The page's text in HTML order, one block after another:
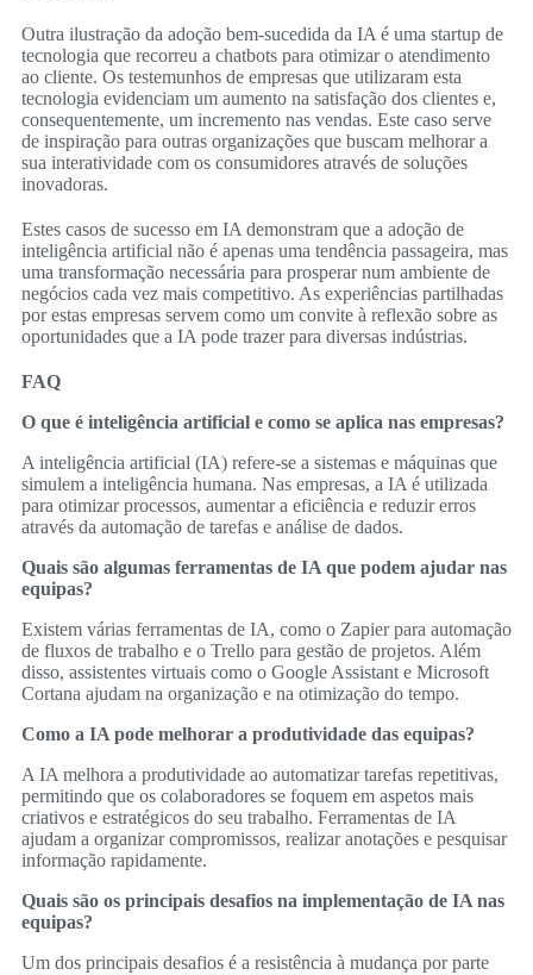
Outra ilustração da adoção bem-sucedida da IA é uma startup de
tecnologia que recorreu a chatbots para otimizar o atendimento
ao cliente. Os testemunhos de empresas que utilizaram esta
tecnologia evidenciam um aumento na satisfação dos clientes e,
consequentemente, um incremento nas vendas. Este caso serve
de inspiração para outras organizações que buscam melhorar a
sua interatividade com os consumidores através de soluções
inovadoras.
Estes casos de sucesso em IA demonstram que a adoção de
inteligência artificial não é apenas uma tendência passageira, mas
uma transformação necessária para prosperar num ambiente de
negócios cada vez mais competitivo. As experiências partilhadas
por estas empresas servem como um convite à reflexão sobre as
oportunidades que a IA pode trazer para diversas indústrias.
FAQ
O que é inteligência artificial e como se aplica nas empresas?
A inteligência artificial (IA) refere-se a sistemas e máquinas que
simulem a inteligência humana. Nas empresas, a IA é utilizada
para otimizar processos, aumentar a eficiência e reduzir erros
através da automação de tarefas e análise de dados.
Quais são algumas ferramentas de IA que podem ajudar nas
equipas?
Existem várias ferramentas de IA, como o Zapier para automação
de fluxos de trabalho e o Trello para gestão de projetos. Além
disso, assistentes virtuais como o Google Assistant e Microsoft
Cortana ajudam na organização e na otimização do tempo.
Como a IA pode melhorar a produtividade das equipas?
A IA melhora a produtividade ao automatizar tarefas repetitivas,
permitindo que os colaboradores se foquem em aspetos mais
criativos e estratégicos do seu trabalho. Ferramentas de IA
ajudam a organizar compromissos, realizar anotações e pesquisar
informação rapidamente.
Quais são os principais desafios na implementação de IA nas
equipas?
Um dos principais desafios é a resistência à mudança por parte